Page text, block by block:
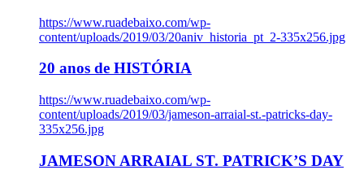
https://www.ruadebaixo.com/wp-
content/uploads/2019/03/20aniv_historia_pt_2-335x256.jpg
20 anos de HISTÓRIA
https://www.ruadebaixo.com/wp-
content/uploads/2019/03/jameson-arraial-st.-patricks-day-
335x256.jpg
JAMESON ARRAIAL ST. PATRICK’S DAY